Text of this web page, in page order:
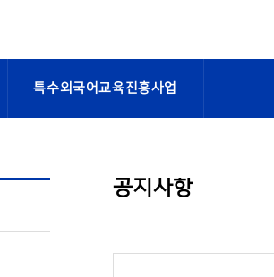
특수외국어교육진흥사업
공지사항